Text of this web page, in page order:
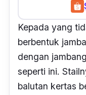
Kepada yang
berbentuk
dengan
seperti ini.
balutan kertas